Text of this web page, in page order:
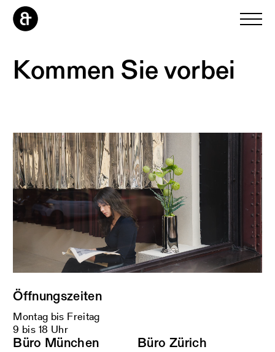
Kommen Sievorbei
Öffnungszeiten
Montag bis Freitag
9 bis 18 Uhr
Büro München Büro Zürich